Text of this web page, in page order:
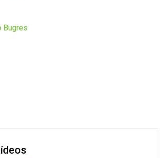
Bugres